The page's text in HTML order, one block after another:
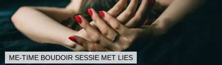
ME-TIME BOUDOIR SESSIE MET LIES